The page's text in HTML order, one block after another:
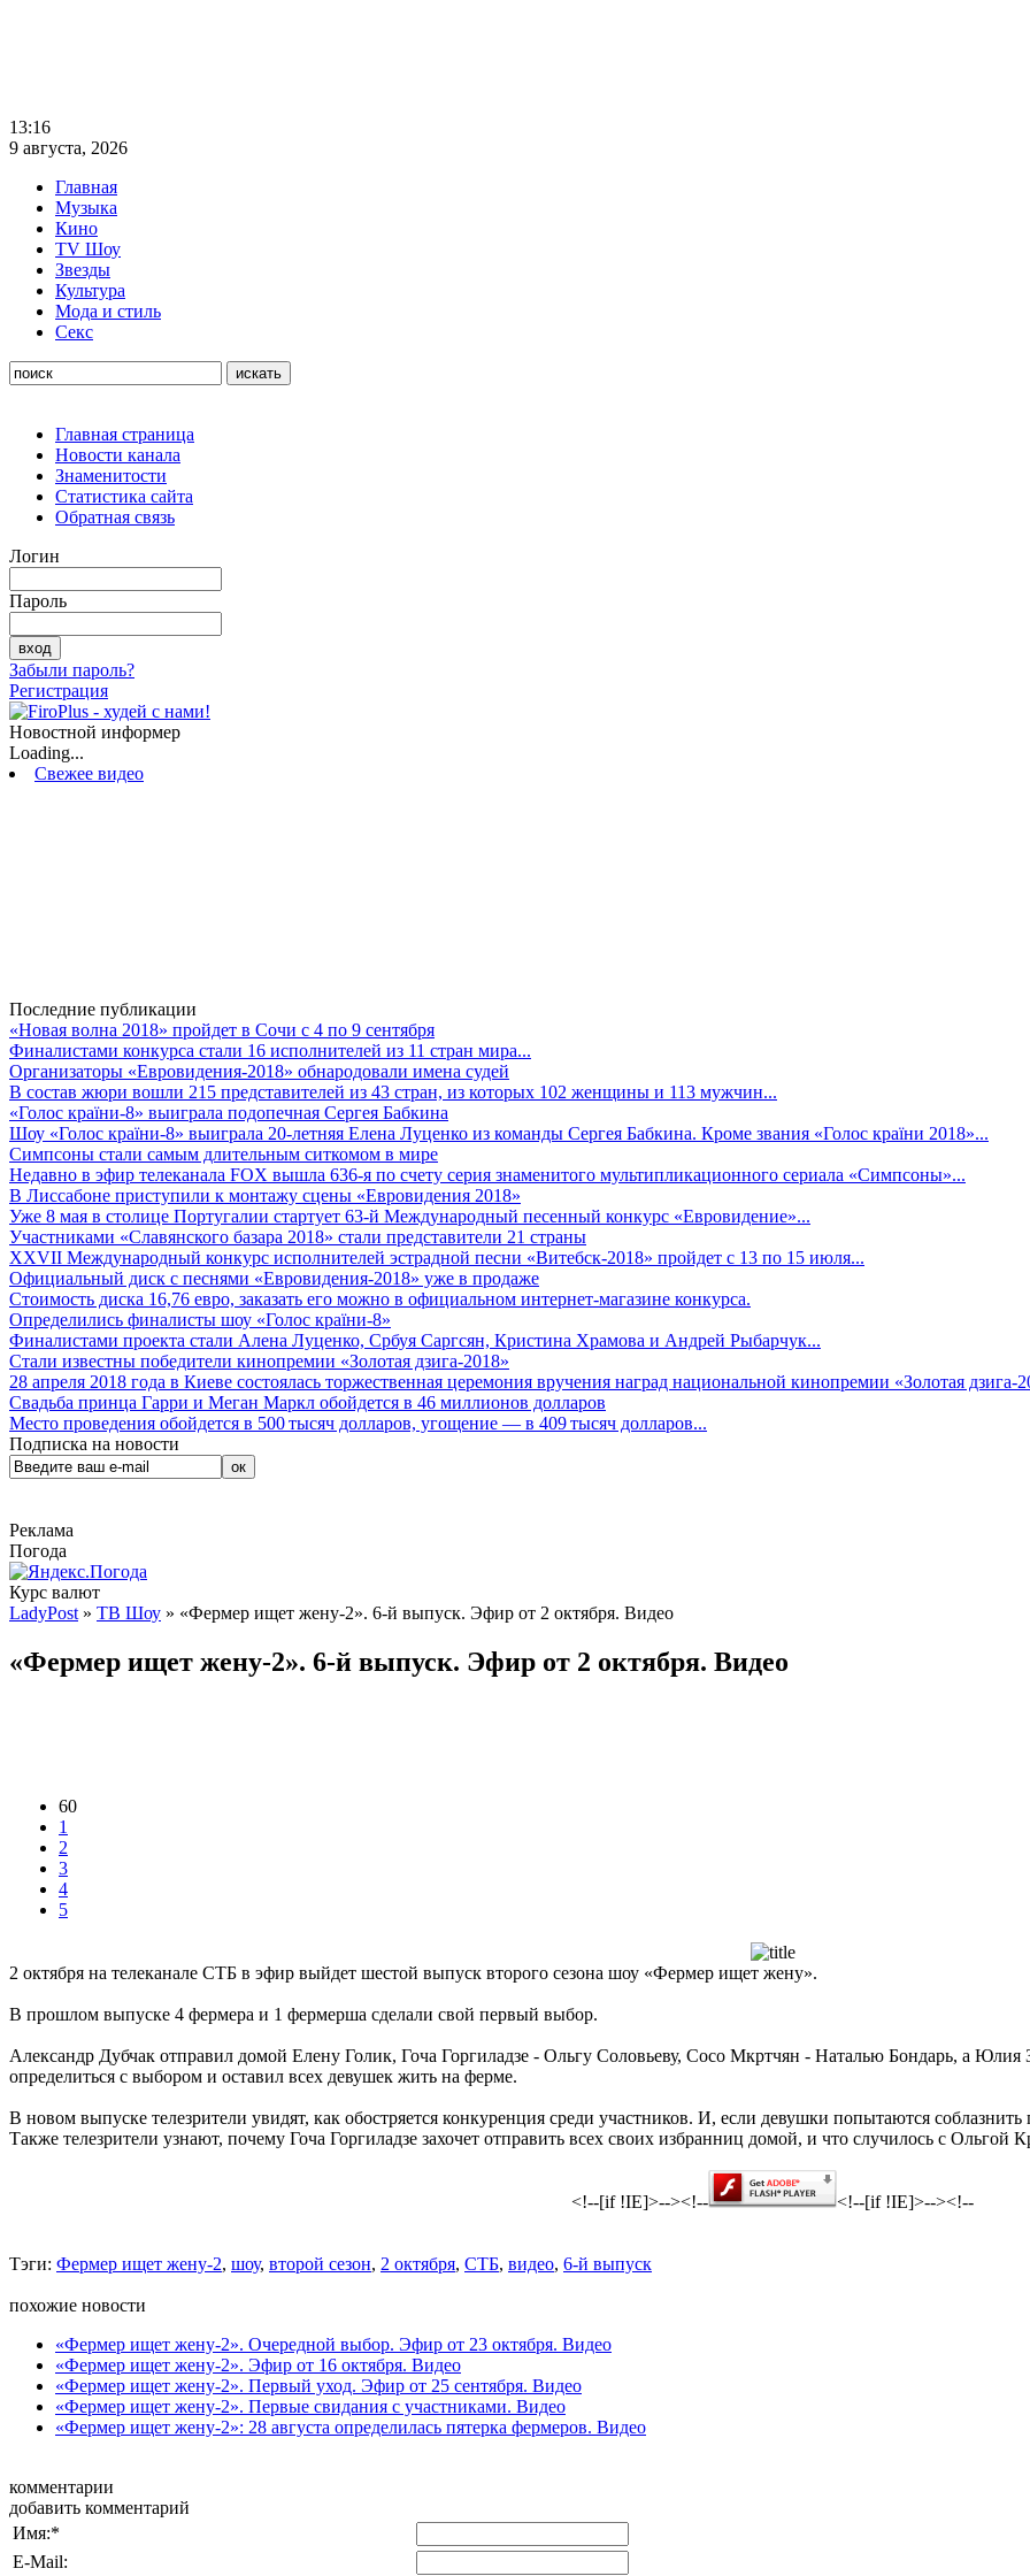
13:16
9 августа, 2026
Главная
Музыка
Кино
TV Шоу
Звезды
Культура
Мода и стиль
Секс
Главная страница
Новости канала
Знаменитости
Статистика сайта
Обратная связь
Логин
Пароль
Забыли пароль?
Регистрация
Новостной информер
Loading...
Свежее видео
Последние публикации
«Новая волна 2018» пройдет в Сочи с 4 по 9 сентября
Финалистами конкурса стали 16 исполнителей из 11 стран мира...
Организаторы «Евровидения-2018» обнародовали имена судей
В состав жюри вошли 215 представителей из 43 стран, из которых 102 женщины и 113 мужчин...
«Голос країни-8» выиграла подопечная Сергея Бабкина
Шоу «Голос країни-8» выиграла 20-летняя Елена Луценко из команды Сергея Бабкина. Кроме звания «Голос країни 2018»...
Симпсоны стали самым длительным ситкомом в мире
Недавно в эфир телеканала FOX вышла 636-я по счету серия знаменитого мультипликационного сериала «Симпсоны»...
В Лиссабоне приступили к монтажу сцены «Евровидения 2018»
Уже 8 мая в столице Португалии стартует 63-й Международный песенный конкурс «Евровидение»...
Участниками «Славянского базара 2018» стали представители 21 страны
XXVII Международный конкурс исполнителей эстрадной песни «Витебск-2018» пройдет с 13 по 15 июля...
Официальный диск с песнями «Евровидения-2018» уже в продаже
Стоимость диска 16,76 евро, заказать его можно в официальном интернет-магазине конкурса.
Определились финалисты шоу «Голос країни-8»
Финалистами проекта стали Алена Луценко, Србуя Саргсян, Кристина Храмова и Андрей Рыбарчук...
Стали известны победители кинопремии «Золотая дзига-2018»
28 апреля 2018 года в Киеве состоялась торжественная церемония вручения наград национальной кинопремии «Золотая дзига-
Свадьба принца Гарри и Меган Маркл обойдется в 46 миллионов долларов
Место проведения обойдется в 500 тысяч долларов, угощение — в 409 тысяч долларов...
Подписка на новости
Реклама
Погода
Курс валют
LadyPost » ТВ Шоу » «Фермер ищет жену-2». 6-й выпуск. Эфир от 2 октября. Видео
«Фермер ищет жену-2». 6-й выпуск. Эфир от 2 октября. Видео
60
1
2
3
4
5
2 октября на телеканале СТБ в эфир выйдет шестой выпуск второго сезона шоу «Фермер ищет жену».
В прошлом выпуске 4 фермера и 1 фермерша сделали свой первый выбор.
Александр Дубчак отправил домой Елену Голик, Гоча Горгиладзе - Ольгу Соловьеву, Сосо Мкртчян - Наталью Бондарь, а Юлия
определиться с выбором и оставил всех девушек жить на ферме.
В новом выпуске телезрители увидят, как обостряется конкуренция среди участников. И, если девушки попытаются
Также телезрители узнают, почему Гоча Горгиладзе захочет отправить всех своих избранниц домой, и что случилось с Ольгой
<!--[if !IE]>--><!-- <!--[if !IE]>--><!--
Тэги: Фермер ищет жену-2, шоу, второй сезон, 2 октября, СТБ, видео, 6-й выпуск
похожие новости
«Фермер ищет жену-2». Очередной выбор. Эфир от 23 октября. Видео
«Фермер ищет жену-2». Эфир от 16 октября. Видео
«Фермер ищет жену-2». Первый уход. Эфир от 25 сентября. Видео
«Фермер ищет жену-2». Первые свидания с участниками. Видео
«Фермер ищет жену-2»: 28 августа определилась пятерка фермеров. Видео
комментарии
добавить комментарий
Имя:*
E-Mail: